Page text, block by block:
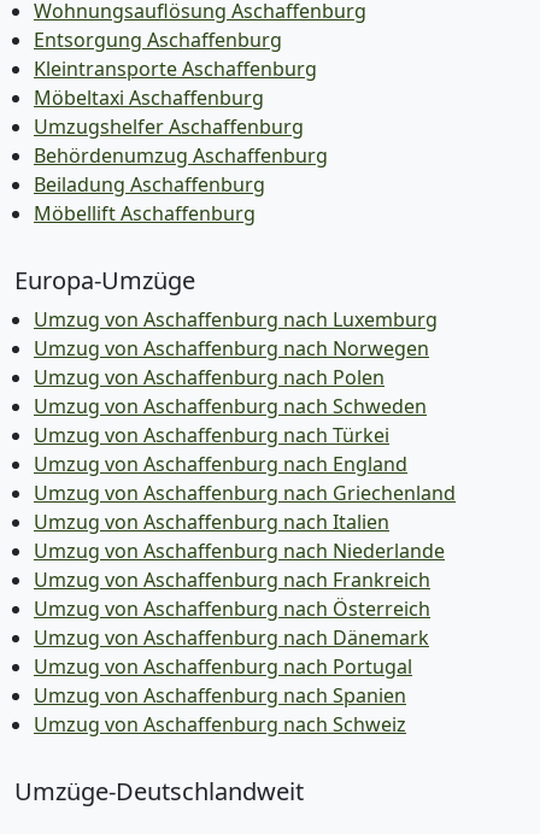
Wohnungsauflösung Aschaffenburg
Entsorgung Aschaffenburg
Kleintransporte Aschaffenburg
Möbeltaxi Aschaffenburg
Umzugshelfer Aschaffenburg
Behördenumzug Aschaffenburg
Beiladung Aschaffenburg
Möbellift Aschaffenburg
Europa-Umzüge
Umzug von Aschaffenburg nach Luxemburg
Umzug von Aschaffenburg nach Norwegen
Umzug von Aschaffenburg nach Polen
Umzug von Aschaffenburg nach Schweden
Umzug von Aschaffenburg nach Türkei
Umzug von Aschaffenburg nach England
Umzug von Aschaffenburg nach Griechenland
Umzug von Aschaffenburg nach Italien
Umzug von Aschaffenburg nach Niederlande
Umzug von Aschaffenburg nach Frankreich
Umzug von Aschaffenburg nach Österreich
Umzug von Aschaffenburg nach Dänemark
Umzug von Aschaffenburg nach Portugal
Umzug von Aschaffenburg nach Spanien
Umzug von Aschaffenburg nach Schweiz
Umzüge-Deutschlandweit